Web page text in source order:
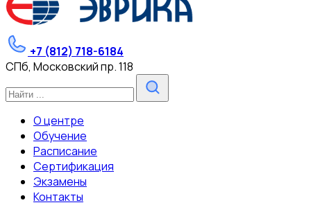
+7 (812) 718-6184
СПб, Московский пр. 118
О центре
Обучение
Расписание
Сертификация
Экзамены
Контакты